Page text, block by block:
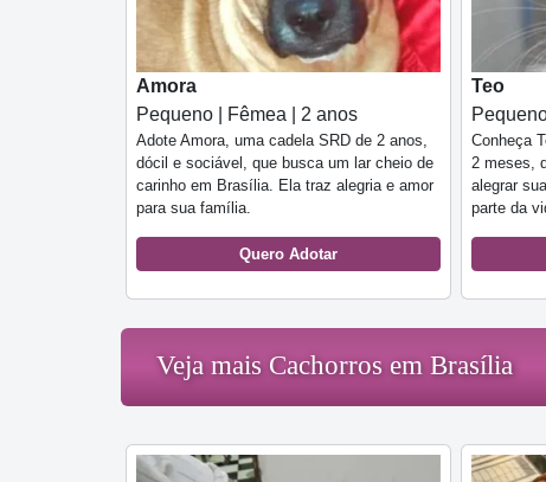
Amora
Pequeno | Fêmea | 2 anos
Adote Amora, uma cadela SRD de 2 anos,
dócil e sociável, que busca um lar cheio de
carinho em Brasília. Ela traz alegria e amor
para sua família.
Quero Adotar
Teo
Conheça
2 meses,
alegrar
parte da
Veja mais Cachorros em Brasília